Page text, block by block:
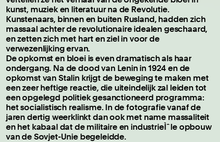
kunst, muziek en literatuur na de Revolutie.
Kunstenaars, binnen en buiten Rusland, hadden zich
massaal achter de revolutionaire idealen geschaard,
en zetten zich met hart en ziel in voor de
verwezenlijking ervan.
De opkomst en bloei is even dramatisch als haar
ondergang. Na de dood van Lenin in 1924 en de
opkomst van Stalin krijgt de beweging te maken met
een zeer heftige reactie, die uiteindelijk zal leiden tot
een opgelegd politiek gesanctioneerd programma:
het socialistisch realisme. In de fotografie vanaf de
jaren dertig weerklinkt dan ook met name massaliteit
en het kabaal dat de militaire en industrieÌˆle opbouw
van de Sovjet-Unie begeleidde.